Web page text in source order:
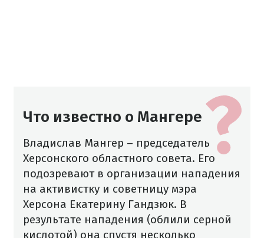
Что известно о Мангере
Владислав Мангер – председатель
Херсонского областного совета. Его
подозревают в организации нападения
на активистку и советницу мэра
Херсона Екатерину Гандзюк. В
результате нападения (облили серной
кислотой) она спустя несколько